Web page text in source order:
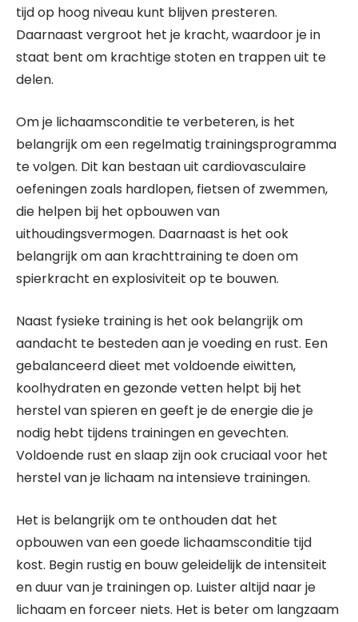
tijd op hoog niveau kunt blijven presteren.
Daarnaast vergroot het je kracht, waardoor je in
staat bent om krachtige stoten en trappen uit te
delen.
Om je lichaamsconditie te verbeteren, is het
belangrijk om een regelmatig trainingsprogramma
te volgen. Dit kan bestaan uit cardiovasculaire
oefeningen zoals hardlopen, fietsen of zwemmen,
die helpen bij het opbouwen van
uithoudingsvermogen. Daarnaast is het ook
belangrijk om aan krachttraining te doen om
spierkracht en explosiviteit op te bouwen.
Naast fysieke training is het ook belangrijk om
aandacht te besteden aan je voeding en rust. Een
gebalanceerd dieet met voldoende eiwitten,
koolhydraten en gezonde vetten helpt bij het
herstel van spieren en geeft je de energie die je
nodig hebt tijdens trainingen en gevechten.
Voldoende rust en slaap zijn ook cruciaal voor het
herstel van je lichaam na intensieve trainingen.
Het is belangrijk om te onthouden dat het
opbouwen van een goede lichaamsconditie tijd
kost. Begin rustig en bouw geleidelijk de intensiteit
en duur van je trainingen op. Luister altijd naar je
lichaam en forceer niets. Het is beter om langzaam